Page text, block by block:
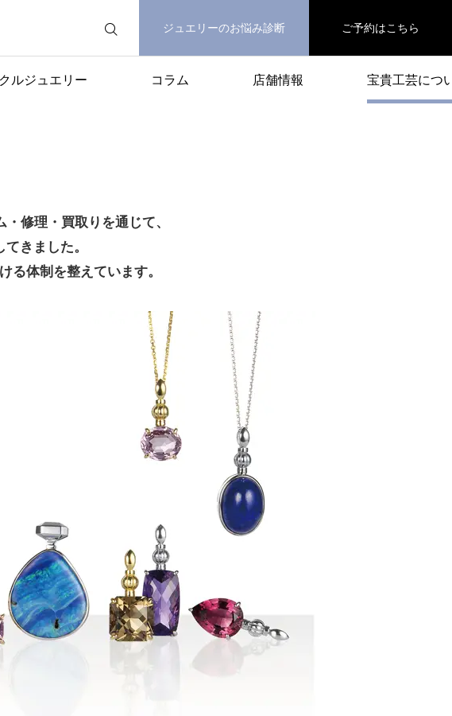
ジュエリーのお悩み診断 ご予約はこちら
ルジュエリー コラム 店舗情報 宝貴工芸につ
修理・買取りを通じて、
きました。
る体制を整えています。